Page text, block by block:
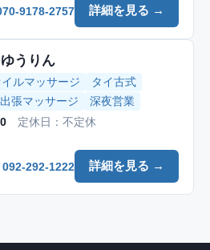
詳細を見る →
9178-2757
うりん
イルマッサージ
タイ古式
出張マッサージ
深夜営業
定休日：不定休
詳細を見る →
092-292-1222